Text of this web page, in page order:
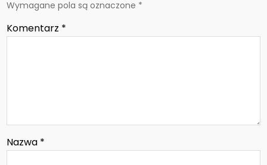
Wymagane pola są oznaczone *
Komentarz *
Nazwa *